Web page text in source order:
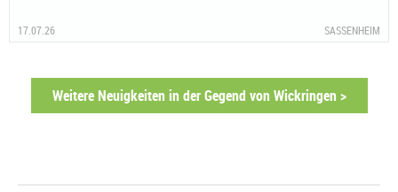
17.07.26 SASSENHEIM
Weitere Neuigkeiten in der Gegend von Wickringen >